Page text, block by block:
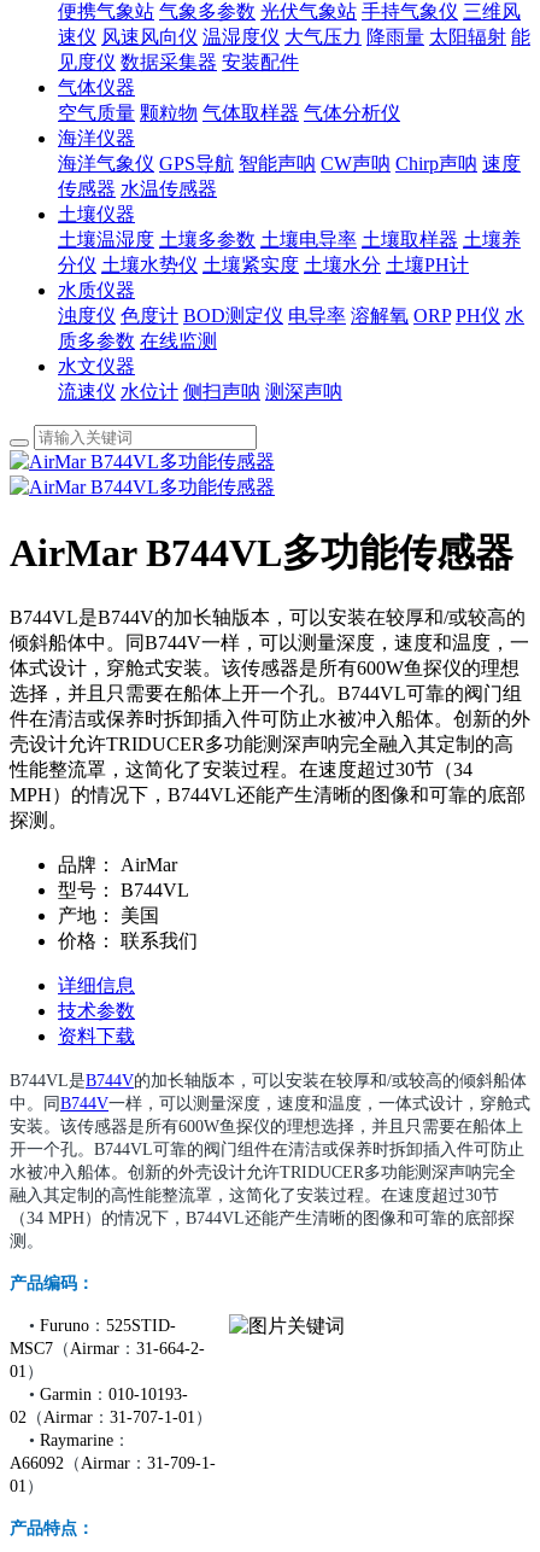
便携气象站 气象多参数 光伏气象站 手持气象仪 三维风
速仪 风速风向仪 温湿度仪 大气压力 降雨量 太阳辐射 能
见度仪 数据采集器 安装配件
气体仪器
空气质量 颗粒物 气体取样器 气体分析仪
海洋仪器
海洋气象仪 GPS导航 智能声呐 CW声呐 Chirp声呐 速度
传感器 水温传感器
土壤仪器
土壤温湿度 土壤多参数 土壤电导率 土壤取样器 土壤养
分仪 土壤水势仪 土壤紧实度 土壤水分 土壤PH计
水质仪器
浊度仪 色度计 BOD测定仪 电导率 溶解氧 ORP PH仪 水
质多参数 在线监测
水文仪器
流速仪 水位计 侧扫声呐 测深声呐
AirMar B744VL多功能传感器
B744VL是B744V的加长轴版本，可以安装在较厚和/或较高的
倾斜船体中。同B744V一样，可以测量深度，速度和温度，一
体式设计，穿舱式安装。该传感器是所有600W鱼探仪的理想
选择，并且只需要在船体上开一个孔。B744VL可靠的阀门组
件在清洁或保养时拆卸插入件可防止水被冲入船体。创新的外
壳设计允许TRIDUCER多功能测深声呐完全融入其定制的高
性能整流罩，这简化了安装过程。在速度超过30节（34
MPH）的情况下，B744VL还能产生清晰的图像和可靠的底部
探测。
品牌：
AirMar
型号：
B744VL
产地：
美国
价格：
联系我们
详细信息
技术参数
资料下载
B744VL是B744V的加长轴版本，可以安装在较厚和/或较高的倾斜船体
中。同 B744V一样， 可以测量深度，速度和温度，一体式设计，穿舱式
安装。该传感器是所有600W鱼探仪的理想选择，并且只需要在船体上
开一个孔。B744VL可靠的阀门组件在清洁或保养时拆卸插入件可防止
水被冲入船体。创新的外壳设计允许TRIDUCER多功能测深声呐完全
融入其定制的高性能整流罩，这简化了安装过程。在速度超过30节
（34 MPH）的情况下，B744VL还能产生清晰的图像和可靠的底部探
测。
产品编码：
• Furuno ： 525STID-
MSC7 （Airmar ： 31-664-2-
01 ）
• Garmin ： 010-10193-
02 （Airmar ： 31-707-1-01 ）
• Raymarine ：
A66092 （Airmar ： 31-709-1-
01 ）
产品特点：